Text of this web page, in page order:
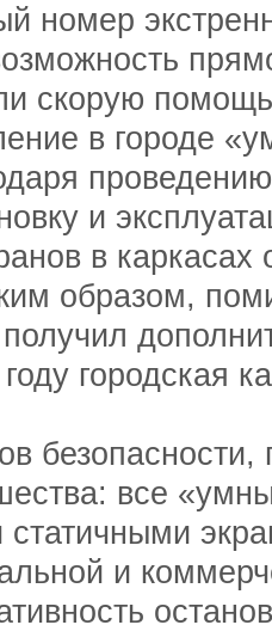
номер
скорую
в городе
и
в
образом,
получил
городская
безопасности,
все
и